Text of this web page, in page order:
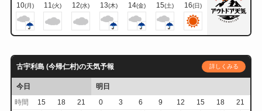
10(月) 11(火) 12(水) 13(木) 14(金) 15(土) 16(日)
古宇利島 (今帰仁村)の天気予報 詳しくみる
今日
明日
時間
15 18 21 0 3 6 9 12 15 18
21